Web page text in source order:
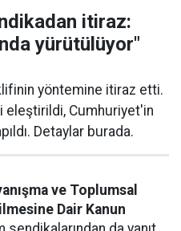
itiraz:
yürütülüyor"
yöntemine itiraz etti.
eleştirildi, Cumhuriyet'in
Detaylar burada.
ve Toplumsal
Dair Kanun